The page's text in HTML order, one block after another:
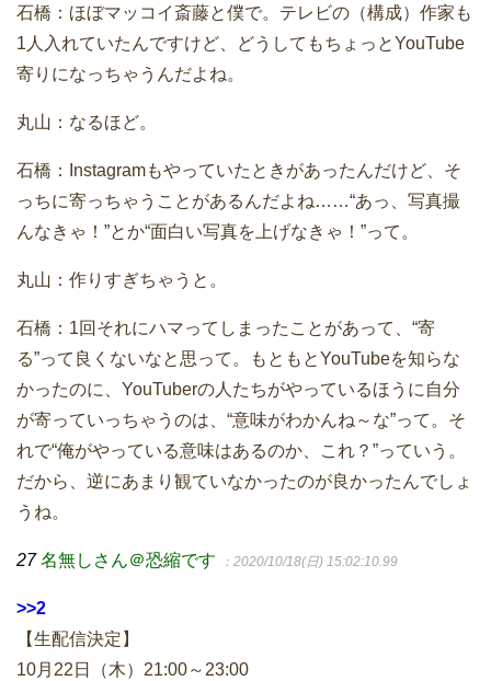
石橋：ほぼマッコイ斎藤と僕で。テレビの（構成）作家も
1人入れていたんですけど、どうしてもちょっとYouTube
寄りになっちゃうんだよね。
丸山：なるほど。
石橋：Instagramもやっていたときがあったんだけど、そ
っちに寄っちゃうことがあるんだよね……“あっ、写真撮
んなきゃ！”とか“面白い写真を上げなきゃ！”って。
丸山：作りすぎちゃうと。
石橋：1回それにハマってしまったことがあって、“寄
る”って良くないなと思って。もともとYouTubeを知らな
かったのに、YouTuberの人たちがやっているほうに自分
が寄っていっちゃうのは、“意味がわかんね～な”って。そ
れで“俺がやっている意味はあるのか、これ？”っていう。
だから、逆にあまり観ていなかったのが良かったんでしょ
うね。
27 名無しさん＠恐縮です ：2020/10/18(日) 15:02:10.99
>>2
【生配信決定】
10月22日（木）21:00～23:00